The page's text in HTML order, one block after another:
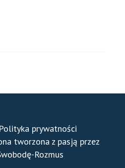
Polityka prywatności
tworzona z pasją przez
Rozmus